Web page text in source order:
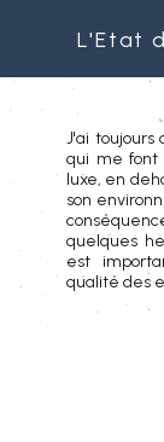
L'Etat
J'ai
qui me font
luxe, en
son
quelques
est
qualité des